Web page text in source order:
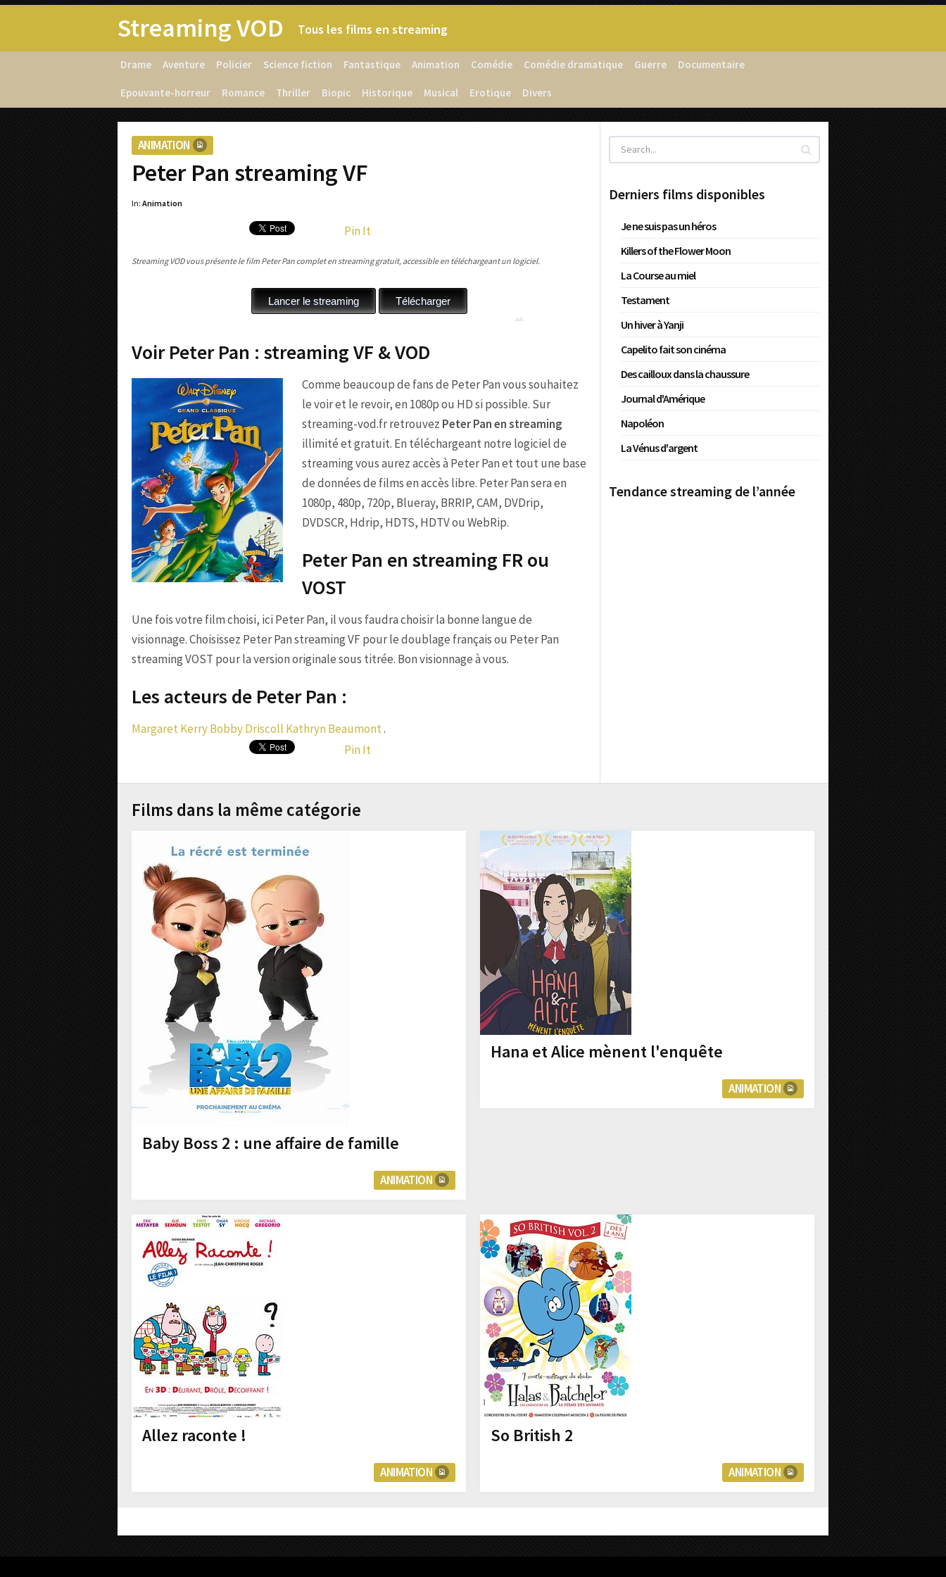
Streaming VOD Tous les films en streaming
Drame Aventure Policier Science fiction Fantastique Animation Comédie Comédie dramatique Guerre Documentaire
Epouvante-horreur Romance Thriller Biopic Historique Musical Erotique Divers
ANIMATION
Peter Pan streaming VF
In: Animation
Pin It
Streaming VOD vous présente le film Peter Pan complet en streaming gratuit, accessible en téléchargeant un logiciel.
Voir Peter Pan : streaming VF & VOD
Comme beaucoup de fans de Peter Pan vous souhaitez
le voir et le revoir, en 1080p ou HD si possible. Sur
streaming-vod.fr retrouvez Peter Pan en streaming
illimité et gratuit. En téléchargeant notre logiciel de
streaming vous aurez accès à Peter Pan et tout une base
de données de films en accès libre. Peter Pan sera en
1080p, 480p, 720p, Blueray, BRRIP, CAM, DVDrip,
DVDSCR, Hdrip, HDTS, HDTV ou WebRip.
Peter Pan en streaming FR ou
VOST
Une fois votre film choisi, ici Peter Pan, il vous faudra choisir la bonne langue de
visionnage. Choisissez Peter Pan streaming VF pour le doublage français ou Peter Pan
streaming VOST pour la version originale sous titrée. Bon visionnage à vous.
Les acteurs de Peter Pan :
Margaret KerryBobby Driscoll Kathryn Beaumont.
Pin It
Derniers films disponibles
Je ne suis pas un héros
Killers of the Flower Moon
La Course au miel
Testament
Un hiver à Yanji
Capelito fait son cinéma
Des cailloux dans la chaussure
Journal d'Amérique
Napoléon
La Vénus d'argent
Tendance streaming de l’année
Films dans la même catégorie
Baby Boss 2 : une affaire de famille
ANIMATION
Hana et Alice mènent l'enquête
ANIMATION
Allez raconte !
ANIMATION
So British 2
ANIMATION